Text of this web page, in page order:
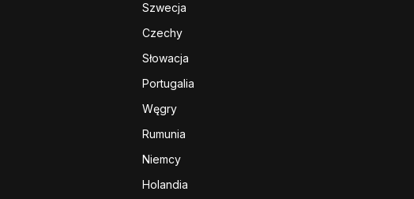
Szwecja
Czechy
Słowacja
Portugalia
Węgry
Rumunia
Niemcy
Holandia